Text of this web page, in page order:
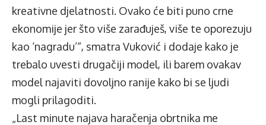
kreativne djelatnosti. Ovako će biti puno crne
ekonomije jer što više zarađuješ, više te oporezuju
kao ‘nagradu’“, smatra Vuković i dodaje kako je
trebalo uvesti drugačiji model, ili barem ovakav
model najaviti dovoljno ranije kako bi se ljudi
mogli prilagoditi.
„Last minute najava haračenja obrtnika me